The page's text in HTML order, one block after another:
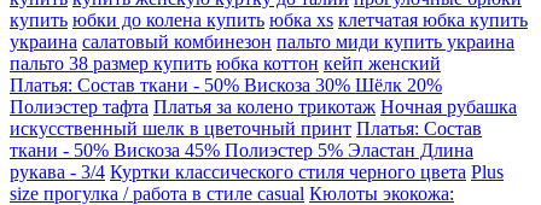
купить юбки до колена купить юбка xs клетчатая юбка купить
украина салатовый комбинезон пальто миди купить украина
пальто 38 размер купить юбка коттон кейп женский
Платья: Состав ткани - 50% Вискоза 30% Шёлк 20%
Полиэстер тафта Платья за колено трикотаж Ночная рубашка
искусственный шелк в цветочный принт Платья: Состав
ткани - 50% Вискоза 45% Полиэстер 5% Эластан Длина
рукава - 3/4 Куртки классического стиля черного цвета Plus
size прогулка / работа в стиле casual Кюлоты экокожа: